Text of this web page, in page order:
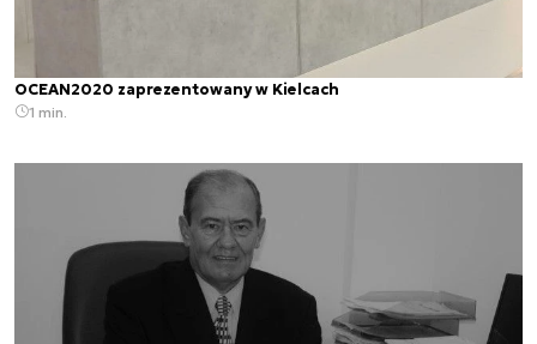
OCEAN2020 zaprezentowany w Kielcach
1 min.